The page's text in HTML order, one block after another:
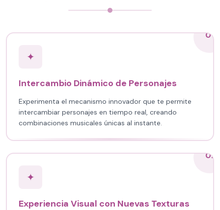
01
✦
Intercambio Dinámico de Personajes
Experimenta el mecanismo innovador que te permite
intercambiar personajes en tiempo real, creando
combinaciones musicales únicas al instante.
02
✦
Experiencia Visual con Nuevas Texturas